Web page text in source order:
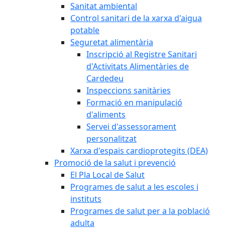
Sanitat ambiental
Control sanitari de la xarxa d'aigua
potable
Seguretat alimentària
Inscripció al Registre Sanitari
d'Activitats Alimentàries de
Cardedeu
Inspeccions sanitàries
Formació en manipulació
d'aliments
Servei d'assessorament
personalitzat
Xarxa d'espais cardioprotegits (DEA)
Promoció de la salut i prevenció
El Pla Local de Salut
Programes de salut a les escoles i
instituts
Programes de salut per a la població
adulta